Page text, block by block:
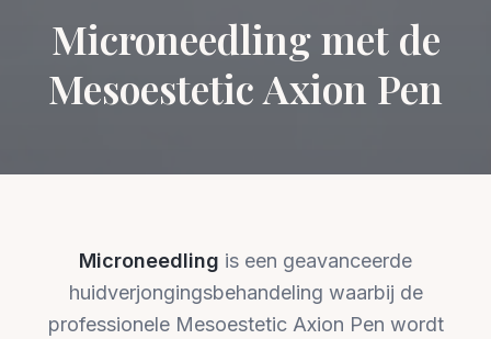
Microneedling met de
Mesoestetic Axion Pen
Microneedling is een geavanceerde
huidverjongingsbehandeling waarbij de
professionele Mesoestetic Axion Pen wordt